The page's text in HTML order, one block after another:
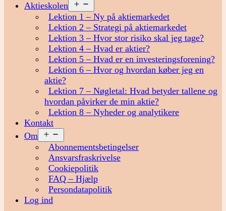
Aktieskolen
menu
Lektion 1 – Ny på aktiemarkedet
Lektion 2 – Strategi på aktiemarkedet
Lektion 3 – Hvor stor risiko skal jeg tage?
Lektion 4 – Hvad er aktier?
Lektion 5 – Hvad er en investeringsforening?
Lektion 6 – Hvor og hvordan køber jeg en
aktie?
Lektion 7 – Nøgletal: Hvad betyder tallene og
hvordan påvirker de min aktie?
Lektion 8 – Nyheder og analytikere
Kontakt
Om
menu
Abonnementsbetingelser
Ansvarsfraskrivelse
Cookiepolitik
FAQ – Hjælp
Persondatapolitik
Log ind